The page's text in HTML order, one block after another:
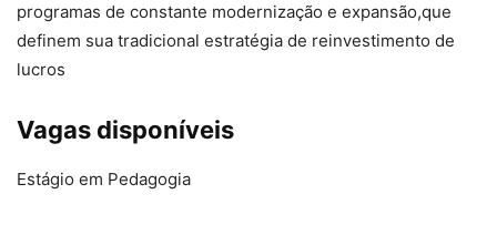
programas de constante modernização e expansão,que
definem sua tradicional estratégia de reinvestimento de
lucros
Vagas disponíveis
Estágio em Pedagogia